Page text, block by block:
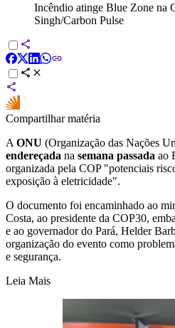
Incêndio atinge Blue Zone na
Singh/Carbon Pulse
Compartilhar matéria
A ONU (Organização das Nações
endereçada na semana passada ao
organizada pela COP "potenciais
exposição à eletricidade".
O documento foi encaminhado ao
Costa, ao presidente da COP30,
e ao governador do Pará, Helder
organização do evento como
e segurança.
Leia Mais